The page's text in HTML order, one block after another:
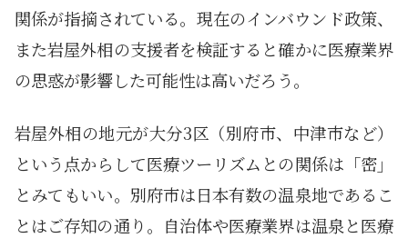
関係が指摘されている。現在のインバウンド政策、
また岩屋外相の支援者を検証すると確かに医療業界
の思惑が影響した可能性は高いだろう。
岩屋外相の地元が大分3区（別府市、中津市など）
という点からして医療ツーリズムとの関係は「密」
とみてもいい。別府市は日本有数の温泉地であるこ
とはご存知の通り。自治体や医療業界は温泉と医療